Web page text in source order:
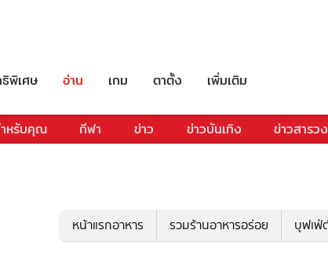
พิเศษ อ่าน เกม ตาตั้ง เพิ่มเติม
หรับคุณ กีฬา ข่าว ข่าวบันเทิง ข่าวสารว
หน้าแรกอาหาร รวมร้านอาหารอร่อย บุฟเฟ่